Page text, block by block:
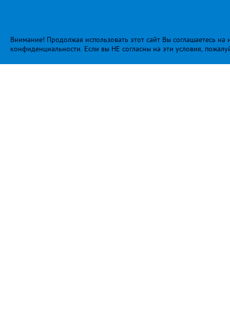
Внимание! Продолжая использовать этот сайт Вы соглашаетесь
конфиденциальности. Если вы НЕ согласны на эти условия,